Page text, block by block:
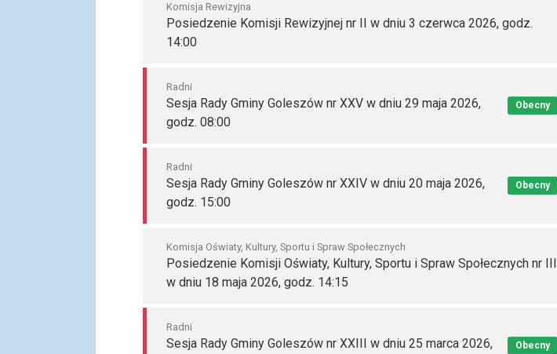
Komisja Rewizyjna
Posiedzenie Komisji Rewizyjnej nr II w dniu 3 czerwca 2026, godz.
14:00
Radni
Sesja Rady Gminy Goleszów nr XXV w dniu 29 maja 2026,
godz. 08:00
Obecny
Radni
Sesja Rady Gminy Goleszów nr XXIV w dniu 20 maja 2026,
godz. 15:00
Obecny
Komisja Oświaty, Kultury, Sportu i Spraw Społecznych
Posiedzenie Komisji Oświaty, Kultury, Sportu i Spraw Społecznych nr III
w dniu 18 maja 2026, godz. 14:15
Radni
Sesja Rady Gminy Goleszów nr XXIII w dniu 25 marca 2026,
Obecny